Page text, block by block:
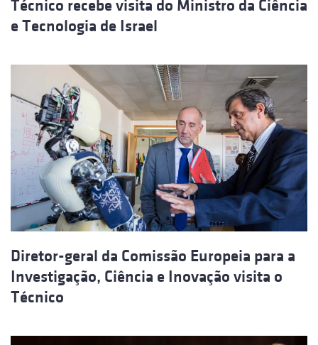
Técnico recebe visita do Ministro da Ciência
e Tecnologia de Israel
Diretor-geral da Comissão Europeia para a
Investigação, Ciência e Inovação visita o
Técnico